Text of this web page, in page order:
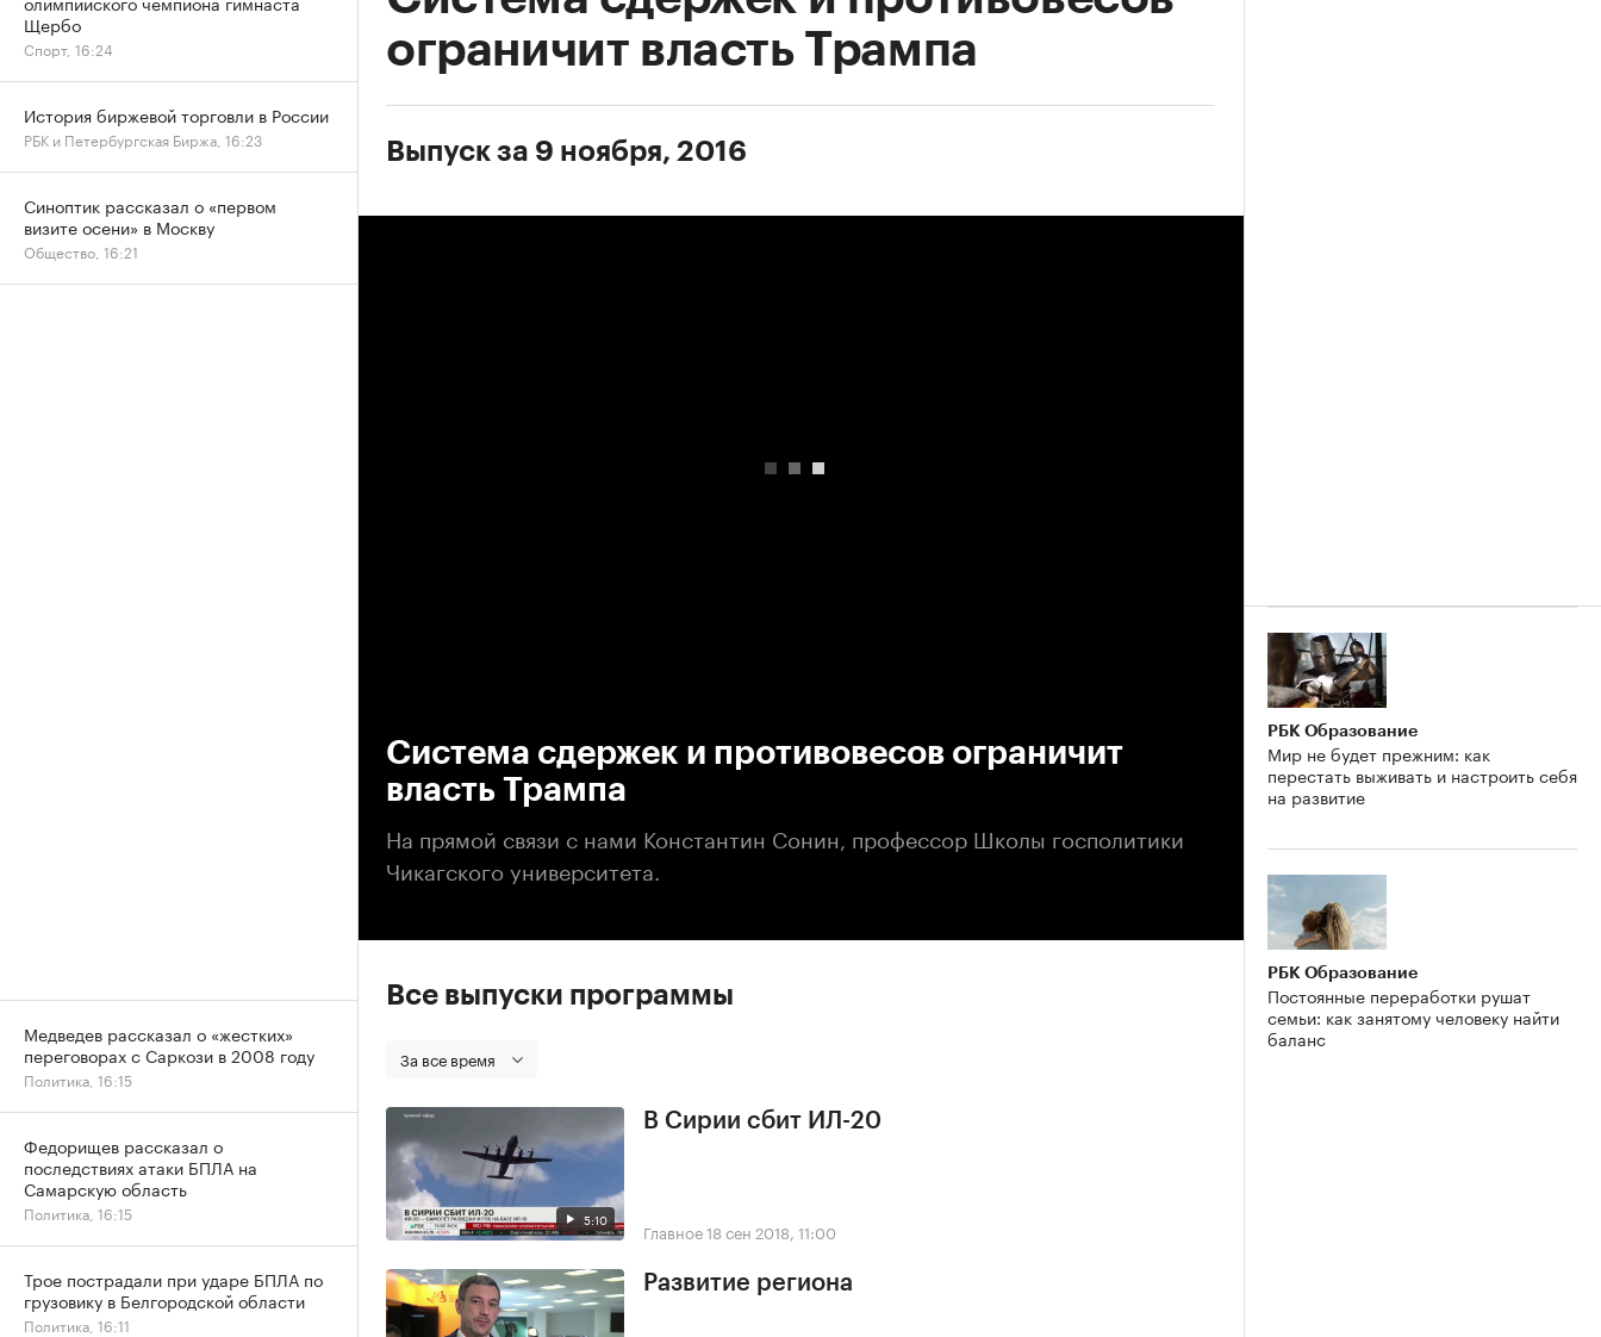
ограничит власть Трампа
Выпуск за 9 ноября, 2016
Система сдержек и противовесов ограничит
власть Трампа
На прямой связи с нами Константин Сонин, профессор Школы госполитики
Чикагского университета.
Все выпуски программы
За все время
5:10
В Сирии сбит ИЛ-20
Главное18 сен 2018, 11:00
Развитие региона
РБК Образование
Мир не будет прежним: как
перестать выживать и настроить себя
на развитие
РБК Образование
Постоянные переработки рушат
семьи: как занятому человеку найти
баланс
Щербо
Спорт, 16:24
История биржевой торговли в России
РБК и Петербургская Биржа, 16:23
Синоптик рассказал о «первом
визите осени» в Москву
Общество, 16:21
Медведев рассказал о «жестких»
переговорах с Саркози в 2008 году
Политика, 16:15
Федорищев рассказал о
последствиях атаки БПЛА на
Самарскую область
Политика, 16:15
Трое пострадали при ударе БПЛА по
грузовику в Белгородской области
Политика, 16:11